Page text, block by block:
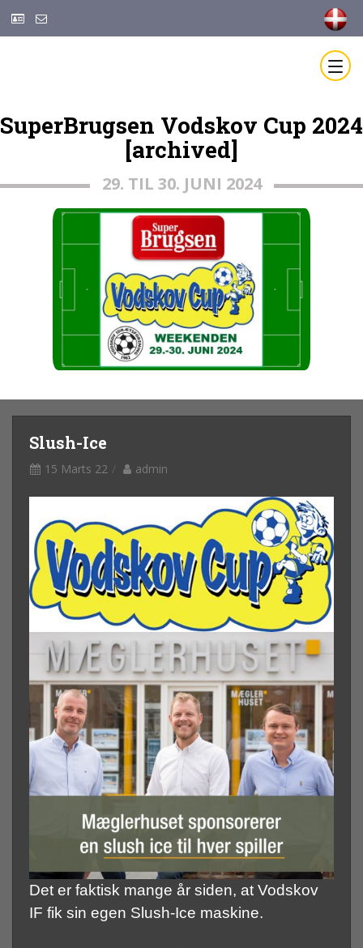
SuperBrugsen Vodskov Cup 2024
[archived]
29. TIL 30. JUNI 2024
Slush-Ice
15 Marts 22 admin
Det er faktisk mange år siden, at Vodskov
IF fik sin egen Slush-Ice maskine.